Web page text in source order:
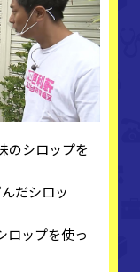
のシロップを
だシロッ
ロップを使っ